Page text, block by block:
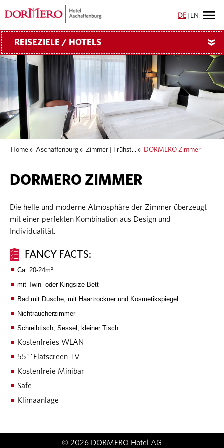
DE EN
REISEZIELE / HOTELS »
Home » Aschaffenburg » Zimmer | Frühst... » DORMERO Zimmer
DORMERO ZIMMER
Die helle und moderne Atmosphäre der Zimmer überzeugt
mit einer perfekten Kombination aus Design und
Individualität.
FANCY FACTS:
Ca. 20-24m²
mit Twin- oder Kingsize-Bett
Bad mit Dusche, mit Haartrockner und Kosmetikspiegel
Nichtraucherzimmer
Schreibtisch, Sessel, kleiner Tisch
Kostenfreies WLAN
55´´Flatscreen TV
Kostenfreie Minibar
Safe
Klimaanlage
© 2026 DORMERO Hotel AG